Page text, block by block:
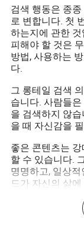
검색 행동은 종
로 변합니다. 첫
하는지에 관한
피해야 할 것은
방법, 사용하는
다.
그 롱테일 검색
습니다. 사람들
을 검색하지 않
을 때 자신감을
좋은 콘텐츠는
할 수 있습니다.
명명하고, 일상
드가 자신의 삶
실용적인